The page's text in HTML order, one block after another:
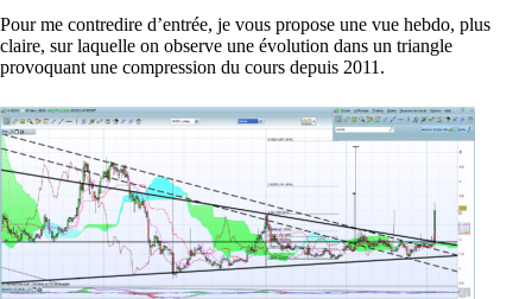
Pour me contredire d’entrée, je vous propose une vue hebdo, plus
claire, sur laquelle on observe une évolution dans un triangle
provoquant une compression du cours depuis 2011.